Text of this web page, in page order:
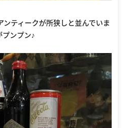
ティークが所狭しと並んでいま
プンプン♪